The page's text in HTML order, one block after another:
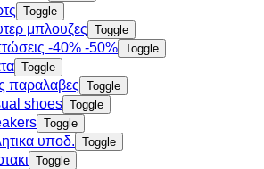
Toggle
μπλουζες Toggle
-40% -50% Toggle
Toggle
παραλαβες Toggle
shoes Toggle
Toggle
υποδ. Toggle
Toggle